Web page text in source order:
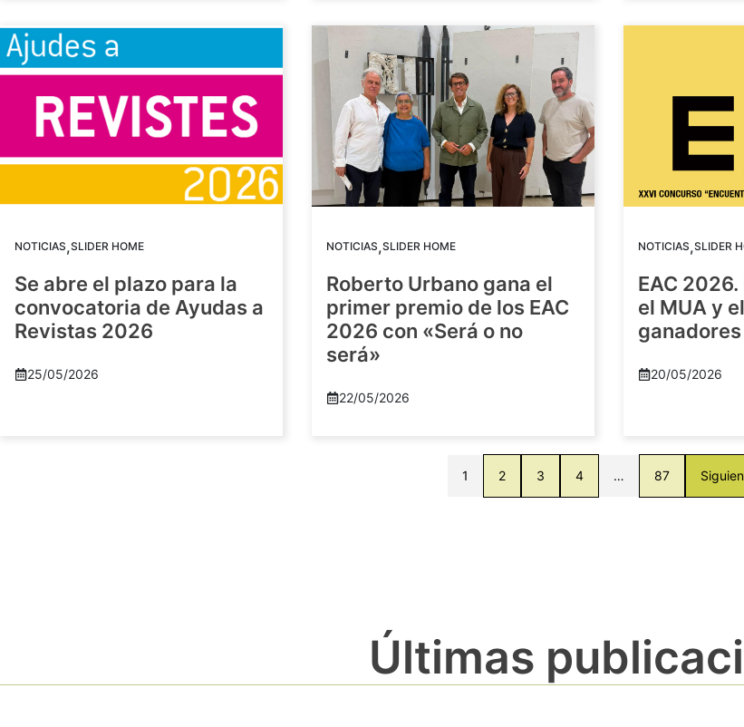
NOTICIAS,SLIDER HOME
Se abre el plazo para la
convocatoria de Ayudas a
Revistas 2026
25/05/2026
NOTICIAS,SLIDER HOME
Roberto Urbano gana el
primer premio de los EAC
2026 con «Será o no
será»
22/05/2026
NOTICIAS,SLIDER
EAC
el MUA y
ganadores
20/05/2026
1 2 3 4 … 87
Últimas